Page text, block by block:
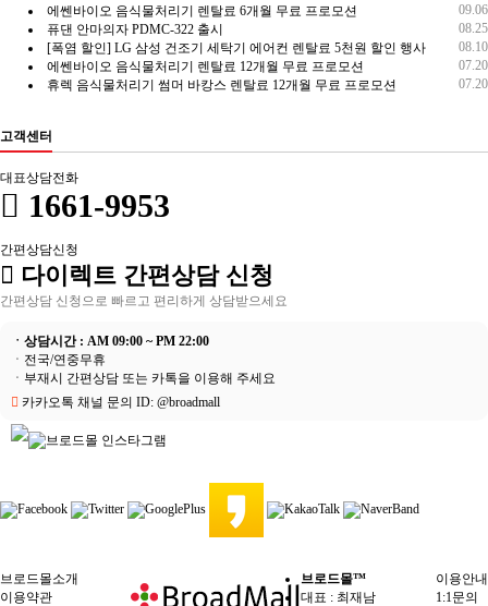
09.06
에쎈바이오 음식물처리기 렌탈료 6개월 무료 프로모션
08.25
퓨댄 안마의자 PDMC-322 출시
08.10
[폭염 할인] LG 삼성 건조기 세탁기 에어컨 렌탈료 5천원 할인 행사
07.20
에쎈바이오 음식물처리기 렌탈료 12개월 무료 프로모션
07.20
휴렉 음식물처리기 썸머 바캉스 렌탈료 12개월 무료 프로모션
고객센터
대표상담전화
1661-9953
간편상담신청
다이렉트 간편상담 신청
간편상담 신청으로 빠르고 편리하게 상담받으세요
ㆍ상담시간 : AM 09:00 ~ PM 22:00
ㆍ전국/연중무휴
ㆍ부재시 간편상담 또는 카톡을 이용해 주세요
카카오톡 채널 문의 ID: @broadmall
브로드몰소개
이용약관
이용안내
1:1문의
브로드몰™
대표 : 최재남